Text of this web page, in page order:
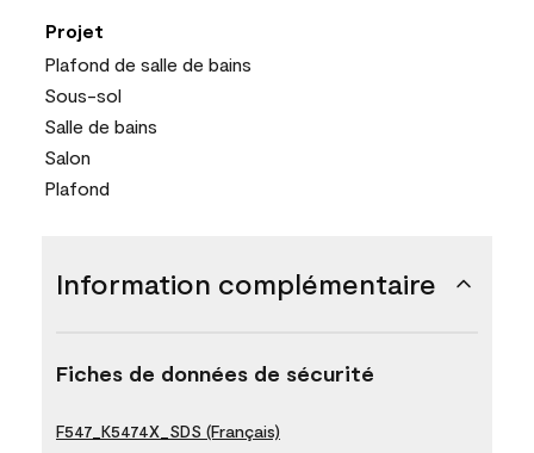
Projet
Plafond de salle de bains
Sous-sol
Salle de bains
Salon
Plafond
Information complémentaire
Fiches de données de sécurité
F547_K5474X_SDS (Français)